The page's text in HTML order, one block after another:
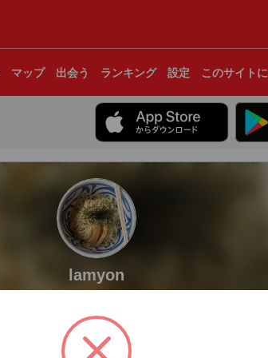
マップ 出会う ランキング 設定 このサイト
lamyon